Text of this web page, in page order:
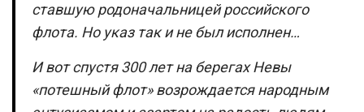
ставшую родоначальницей российского
флота. Но указ так и не был исполнен…
И вот спустя 300 лет на берегах Невы
«потешный флот» возрождается народным